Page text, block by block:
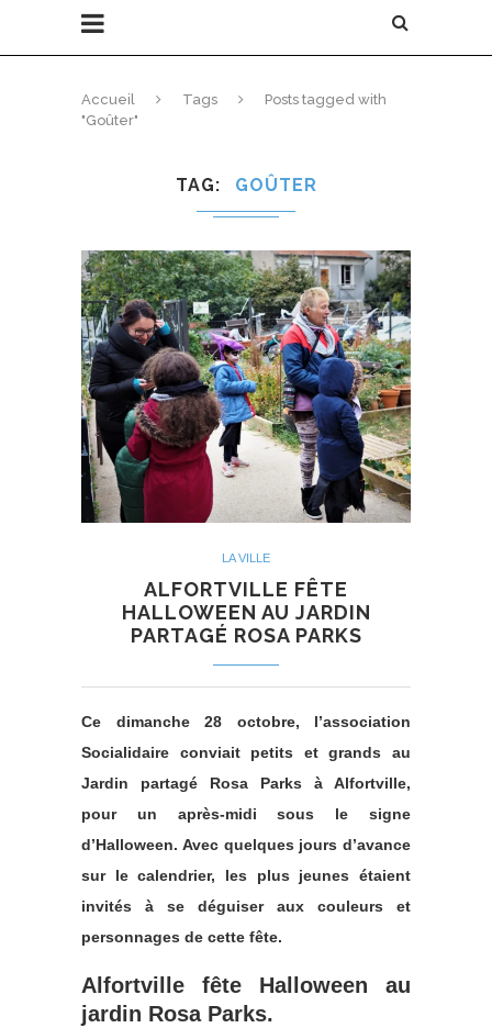
Accueil Tags
Posts tagged with
"Goûter"
TAG GOÛTER
LA VILLE
ALFORTVILLE FÊTE
HALLOWEEN AU JARDIN
PARTAGÉ ROSA PARKS
Ce dimanche 28 octobre, l’association
Socialidaire conviait petits et grands au
Jardin partagé Rosa Parks à Alfortville,
pour un après-midi sous le signe
d’Halloween. Avec quelques jours d’avance
sur le calendrier, les plus jeunes étaient
invités à se déguiser aux couleurs et
personnages de cette fête.
Alfortville fête Halloween au
jardin Rosa Parks.